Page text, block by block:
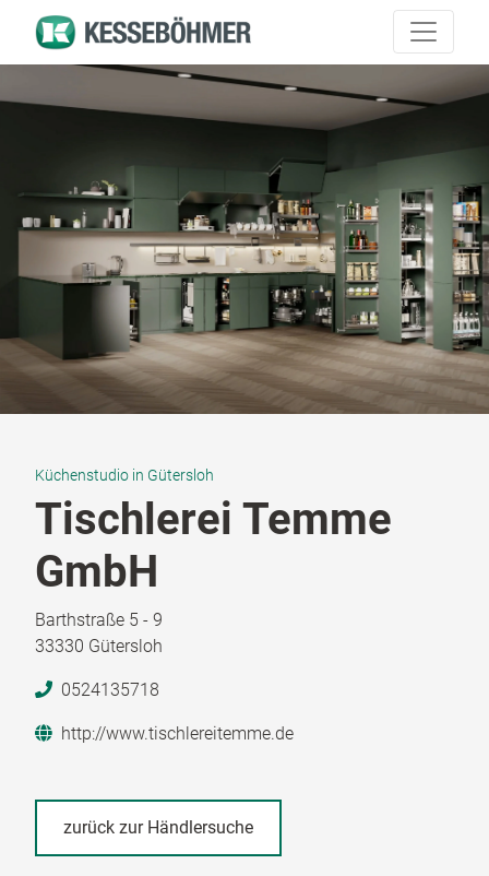
Küchenstudio in Gütersloh
Tischlerei Temme
GmbH
Barthstraße 5 - 9
33330 Gütersloh
0524135718
http://www.tischlereitemme.de
zurück zur Händlersuche